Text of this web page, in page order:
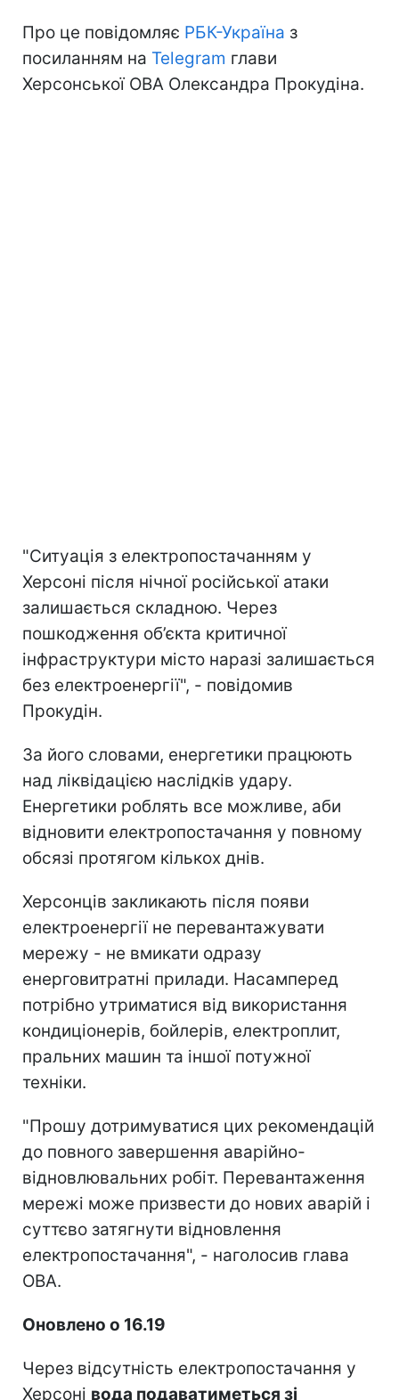
Про це повідомляє РБК-Україна з
посиланням на Telegram глави
Херсонської ОВА Олександра Прокудіна.
"Ситуація з електропостачанням у
Херсоні після нічної російської атаки
залишається складною. Через
пошкодження об’єкта критичної
інфраструктури місто наразі залишається
без електроенергії", - повідомив
Прокудін.
За його словами, енергетики працюють
над ліквідацією наслідків удару.
Енергетики роблять все можливе, аби
відновити електропостачання у повному
обсязі протягом кількох днів.
Херсонців закликають після появи
електроенергії не перевантажувати
мережу - не вмикати одразу
енерговитратні прилади. Насамперед
потрібно утриматися від використання
кондиціонерів, бойлерів, електроплит,
пральних машин та іншої потужної
техніки.
"Прошу дотримуватися цих рекомендацій
до повного завершення аварійно-
відновлювальних робіт. Перевантаження
мережі може призвести до нових аварій і
суттєво затягнути відновлення
електропостачання", - наголосив глава
ОВА.
Оновлено о 16.19
Через відсутність електропостачання у
Херсоні вода подаватиметься зі